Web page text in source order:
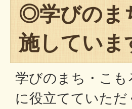
◎学びのま
施していま
学びのまち・こも
に役立てていた